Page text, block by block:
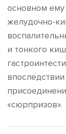
основном ему
желудочно-
и тонкого
«сюрпризов».